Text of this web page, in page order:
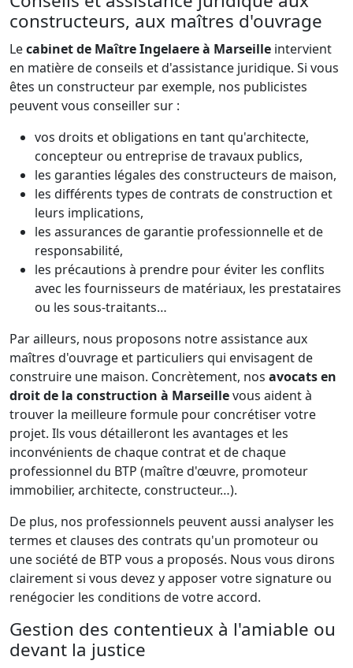
constructeurs, aux maîtres d'ouvrage
Lecabinet de Maître Ingelaere à Marseille intervient
en matière de conseils et d'assistance juridique. Si vous
êtes un constructeur par exemple, nos publicistes
peuvent vous conseiller sur :
vos droits et obligations en tant qu'architecte,
concepteur ou entreprise de travaux publics,
les garanties légales des constructeurs de maison,
les différents types de contrats de construction et
leurs implications,
les assurances de garantie professionnelle et de
responsabilité,
les précautions à prendre pour éviter les conflits
avec les fournisseurs de matériaux, les prestataires
ou les sous-traitants…
Par ailleurs, nous proposons notre assistance aux
maîtres d'ouvrage et particuliers qui envisagent de
construire une maison. Concrètement, nos avocats en
droit de la construction à Marseillevous aident à
trouver la meilleure formule pour concrétiser votre
projet. Ils vous détailleront les avantages et les
inconvénients de chaque contrat et de chaque
professionnel du BTP (maître d'œuvre, promoteur
immobilier, architecte, constructeur…).
De plus, nos professionnels peuvent aussi analyser les
termes et clauses des contrats qu'un promoteur ou
une société de BTP vous a proposés. Nous vous dirons
clairement si vous devez y apposer votre signature ou
renégocier les conditions de votre accord.
Gestion des contentieux à l'amiable ou
devant la justice